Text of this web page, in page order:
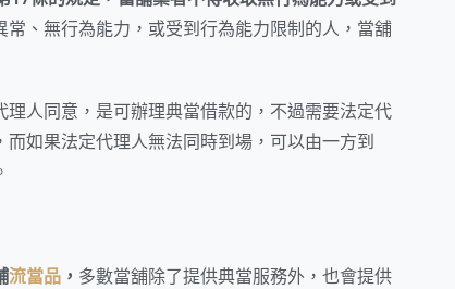
常、無行為能力，或受到行為能力限制的人，當舖
人同意，是可辦理典當借款的，不過需要法定代
如果法定代理人無法同時到場，可以由一方到
流當品 ， 多數當舖除了提供典當服務外，也會提供